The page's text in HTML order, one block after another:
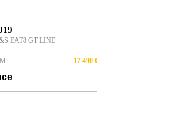
EAT8 GT LINE
17 490 €